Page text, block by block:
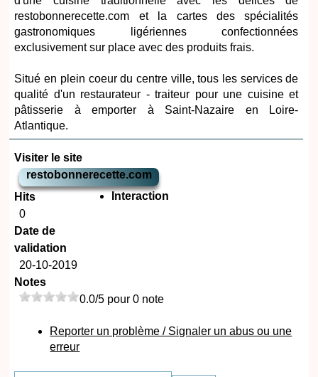
restobonnerecette.com et la cartes des spécialités
gastronomiques ligériennes confectionnées
exclusivement sur place avec des produits frais.
Situé en plein coeur du centre ville, tous les services de
qualité d'un restaurateur - traiteur pour une cuisine et
pâtisserie à emporter à Saint-Nazaire en Loire-
Atlantique.
Visiter le site
restobonnerecette.com
Hits
0
Date de
validation
20-10-2019
Notes
0.0/5 pour 0 note
Interaction
Reporter un problème / Signaler un abus ou une
erreur